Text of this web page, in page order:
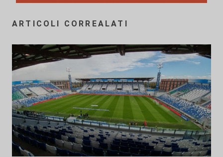
ARTICOLI CORREALATI